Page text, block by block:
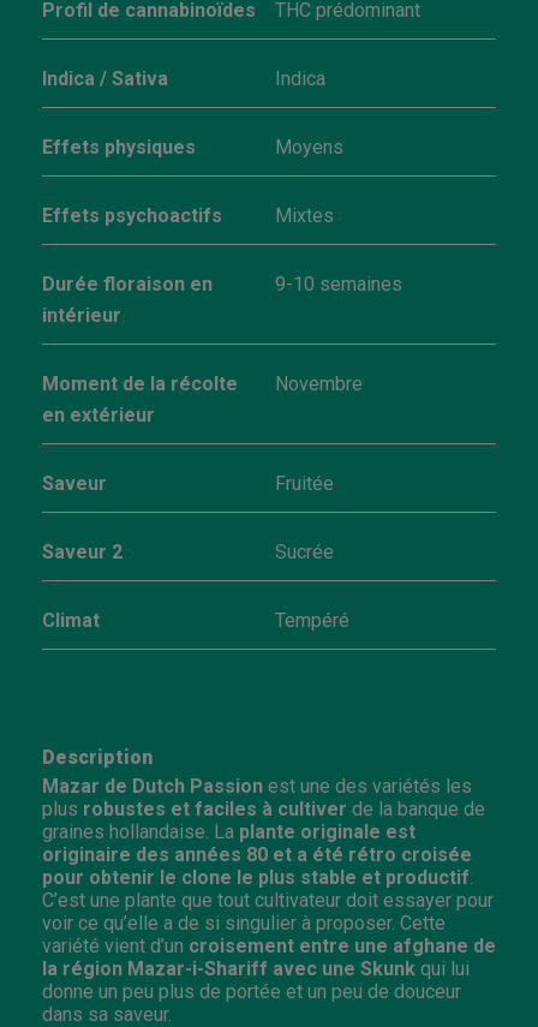
Profil de cannabinoïdes THC prédominant
Indica / Sativa Indica
Effets physiques Moyens
Effets psychoactifs Mixtes
Durée floraison en
intérieur
9-10 semaines
Moment de la récolte
en extérieur
Novembre
Saveur Fruitée
Saveur 2 Sucrée
Climat Tempéré
Description
Mazar de Dutch Passion est une des variétés les
plus robustes et faciles à cultiver de la banque de
graines hollandaise . La plante originale est
originaire des années 80 et a été rétro croisée
pour obtenir le clone le plus stable et productif
C’est une plante que tout cultivateur doit essayer pour
voir ce qu’elle a de si singulier à proposer. Cette
variété vient d’un croisement entre une afghane de
la région Mazar-i-Shariff avec une Skunk qui lui
donne un peu plus de portée et un peu de douceur
dans sa saveur.